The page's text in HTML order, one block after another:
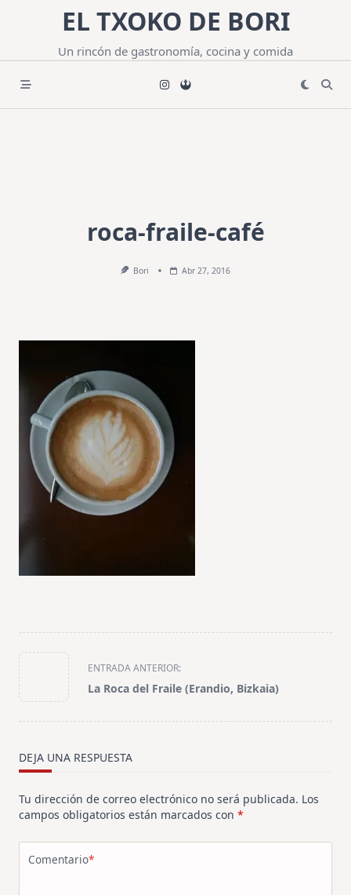
contenido
EL TXOKO DE BORI
Un rincón de gastronomía, cocina y comida
roca-fraile-café
Bori Abr 27, 2016
<span
class="nav-
subtitle
screen-
text">Página</span>
ENTRADA ANTERIOR:
La Roca del Fraile (Erandio, Bizkaia)
DEJA UNA RESPUESTA
Tu dirección de correo electrónico no será publicada. Los
campos obligatorios están marcados con *
Comentario*